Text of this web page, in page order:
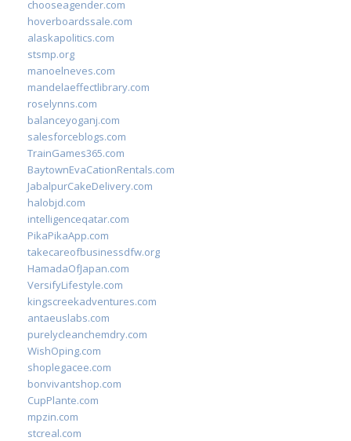
chooseagender.com
hoverboardssale.com
alaskapolitics.com
stsmp.org
manoelneves.com
mandelaeffectlibrary.com
roselynns.com
balanceyoganj.com
salesforceblogs.com
TrainGames365.com
BaytownEvaCationRentals.com
JabalpurCakeDelivery.com
halobjd.com
intelligenceqatar.com
PikaPikaApp.com
takecareofbusinessdfw.org
HamadaOfJapan.com
VersifyLifestyle.com
kingscreekadventures.com
antaeuslabs.com
purelycleanchemdry.com
WishOping.com
shoplegacee.com
bonvivantshop.com
CupPlante.com
mpzin.com
stcreal.com